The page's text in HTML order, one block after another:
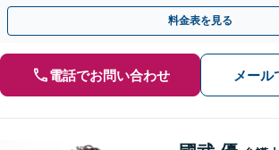
対応】【弁護士待機中/当日中の電話相談可(予約制)
料金表を見る
電話でお問い合わせ メール